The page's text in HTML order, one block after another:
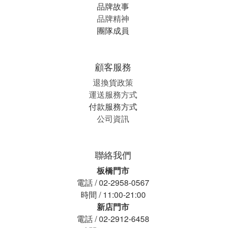
品牌故事
品牌精神
團隊成員
顧客服務
退換貨政策
運送服務方式
付款服務方式
公司資訊
聯絡我們
板橋門市
電話 / 02-2958-0567
時間 / 11:00-21:00
新店門市
電話 / 02-2912-6458